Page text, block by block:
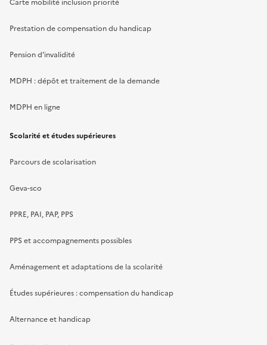
Carte mobilité inclusion priorité
Prestation de compensation du handicap
Pension d'invalidité
MDPH : dépôt et traitement de la demande
MDPH en ligne
Scolarité et études supérieures
Parcours de scolarisation
Geva-sco
PPRE, PAI, PAP, PPS
PPS et accompagnements possibles
Aménagement et adaptations de la scolarité
Études supérieures : compensation du handicap
Alternance et handicap